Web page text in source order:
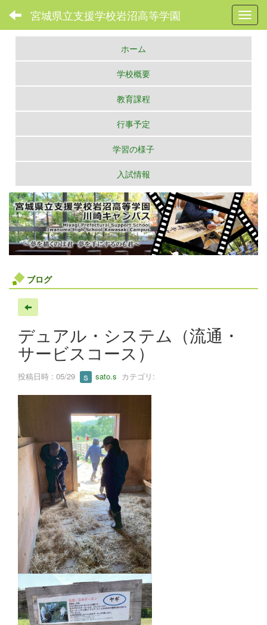
宮城県立支援学校岩沼高等学園
ホーム
学校概要
教育課程
行事予定
学習の様子
入試情報
ブログ
デュアル・システム（流通・
サービスコース）
投稿日時 : 05/29 sato.s カテゴリ: